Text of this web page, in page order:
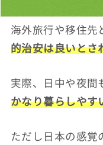
海外旅行や移住先
的治安は良いとさ
実際、日中や夜間
かなり暮らしやす
ただし日本の感覚